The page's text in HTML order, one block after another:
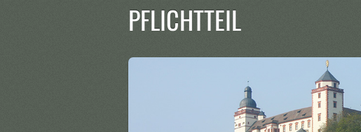
PFLICHTTEIL